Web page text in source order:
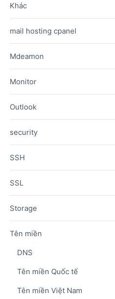
Khác
mail hosting cpanel
Mdeamon
Monitor
Outlook
security
SSH
SSL
Storage
Tên miền
DNS
Tên miền Quốc tế
Tên miền Việt Nam